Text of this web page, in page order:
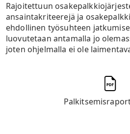
Rajoitettuun
ansaintakriteerejä ja
ehdollinen työsuhteen
luovutetaan antamalla jo
joten ohjelmalla ei ole